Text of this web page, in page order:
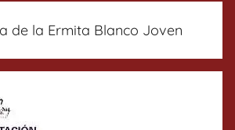
de la Ermita Blanco Joven